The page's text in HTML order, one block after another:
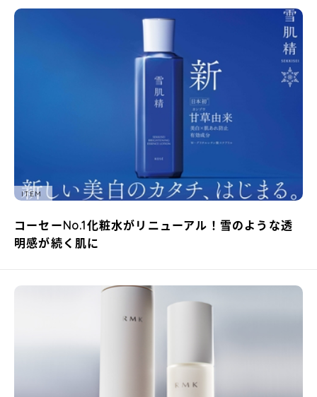
ITEM
コーセーNo.1化粧水がリニューアル！雪のような透
明感が続く肌に